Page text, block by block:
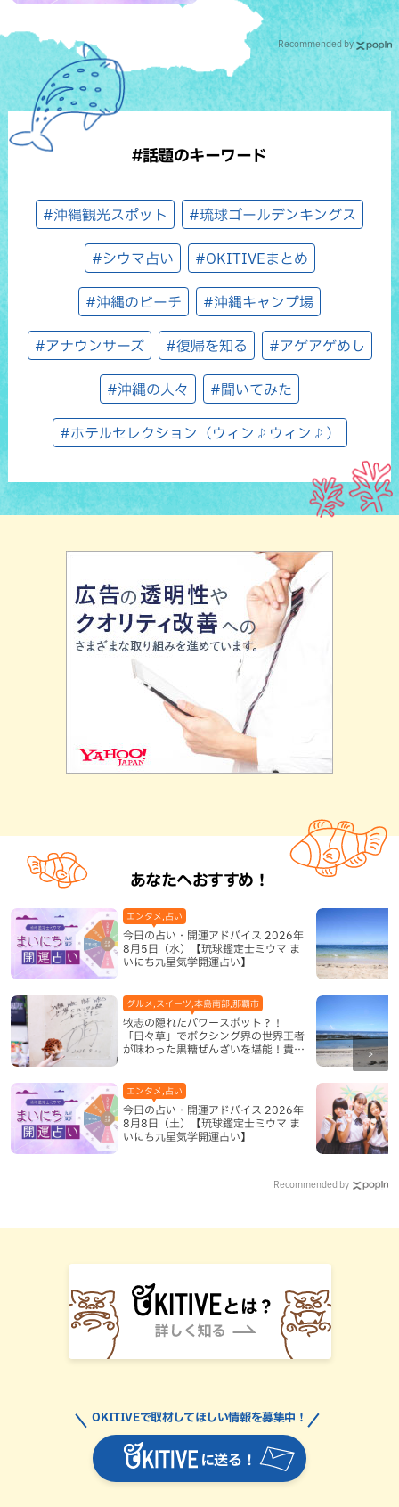
Recommended by
#話題のキーワード
#沖縄観光スポット #琉球ゴールデンキングス
#シウマ占い #OKITIVEまとめ
#沖縄のビーチ #沖縄キャンプ場
#アナウンサーズ #復帰を知る #アゲアゲめし
#沖縄の人々 #聞いてみた
#ホテルセレクション（ウィン♪ウィン♪）
あなたへおすすめ！
今日の占い・開運アドバイス 2026年
8月5日（水）【琉球鑑定士ミウマ ま
いにち九星気学開運占い】
エンタメ,占い
牧志の隠れたパワースポット？！
「日々草」でボクシング界の世界王者
が味わった黒糖ぜんざいを堪能！貴重
グルメ,スイーツ,本島南部,那覇市
今日の占い・開運アドバイス 2026年
8月8日（土）【琉球鑑定士ミウマ ま
いにち九星気学開運占い】
エンタメ,占い
Recommended by
に送る！
OKITIVEで取材してほしい情報を募集中！